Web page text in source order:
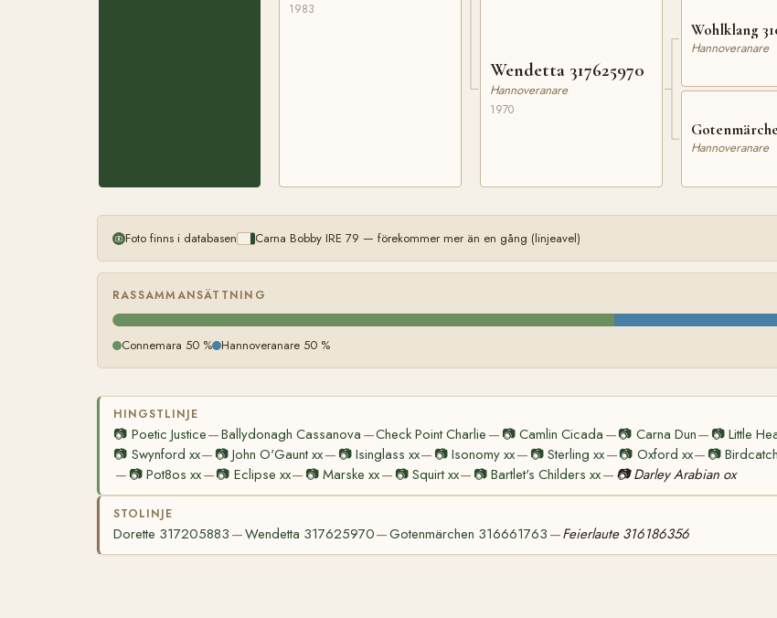
1983
Wendetta 317625970
Hannoveranare
1970
Wohlklang
Hannoveranare
Hannoveranare
Foto finns i databasen Carna Bobby IRE 79 — förekommer mer än en gång (linjeavel)
RASSAMMANSÄTTNING
Connemara 50 % Hannoveranare 50 %
HINGSTLINJE
📷 Poetic Justice—Ballydonagh Cassanova —Check Point Charlie — 📷Camlin Cicada —📷 Carna Dun— 📷Little
📷 Swynford xx— 📷John O'Gaunt xx— 📷 Isinglass xx— 📷 Isonomy xx— 📷Sterling xx—📷 Oxford xx— 📷
— 📷Pot8os xx—📷 Eclipse xx— 📷Marske xx— 📷 Squirt xx— 📷 Bartlet's Childers xx— 📷 Darley Arabian ox
STOLINJE
Dorette 317205883 —Wendetta 317625970—Gotenmärchen 316661763 —Feierlaute 316186356